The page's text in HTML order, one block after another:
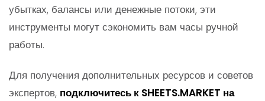
убытках, балансы или денежные потоки, эти
инструменты могут сэкономить вам часы ручной
работы.
Для получения дополнительных ресурсов и советов
экспертов, подключитесь к SHEETS.MARKET на